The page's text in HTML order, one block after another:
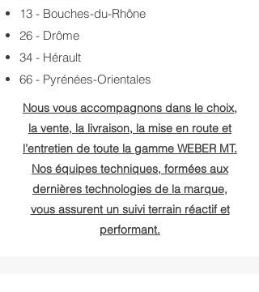
13 - Bouches-du-Rhône
26 - Drôme
34 - Hérault
66 - Pyrénées-Orientales
Nous vous accompagnons dans le choix,
la vente, la livraison, la mise en route et
l’entretien de toute la gamme WEBER MT.
Nos équipes techniques, formées aux
dernières technologies de la marque,
vous assurent un suivi terrain réactif et
performant.